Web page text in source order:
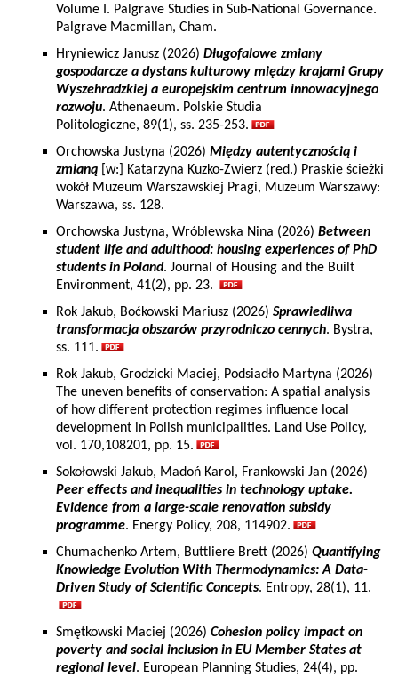
Volume I. Palgrave Studies in Sub-National Governance.
Palgrave Macmillan, Cham.
Hryniewicz Janusz (2026) Długofalowe zmiany
gospodarcze a dystans kulturowy między krajami Grupy
Wyszehradzkiej a europejskim centrum innowacyjnego
rozwoju. Athenaeum. Polskie Studia
Politologiczne, 89(1), ss. 235-253.
Orchowska Justyna (2026) Między autentycznością i
zmianą [w:] Katarzyna Kuzko-Zwierz (red.) Praskie ścieżki
wokół Muzeum Warszawskiej Pragi, Muzeum Warszawy:
Warszawa, ss. 128.
Orchowska Justyna, Wróblewska Nina (2026) Between
student life and adulthood: housing experiences of PhD
students in Poland. Journal of Housing and the Built
Environment, 41(2), pp. 23.
Rok Jakub, Boćkowski Mariusz (2026) Sprawiedliwa
transformacja obszarów przyrodniczo cennych. Bystra,
ss. 111.
Rok Jakub, Grodzicki Maciej, Podsiadło Martyna (2026)
The uneven benefits of conservation: A spatial analysis
of how different protection regimes influence local
development in Polish municipalities. Land Use Policy,
vol. 170,108201, pp. 15.
Sokołowski Jakub, Madoń Karol, Frankowski Jan (2026)
Peer effects and inequalities in technology uptake.
Evidence from a large-scale renovation subsidy
programme. Energy Policy, 208, 114902.
Chumachenko Artem, Buttliere Brett (2026) Quantifying
Knowledge Evolution With Thermodynamics: A Data-
Driven Study of Scientific Concepts. Entropy, 28(1), 11.
Smętkowski Maciej (2026) Cohesion policy impact on
poverty and social inclusion in EU Member States at
regional level. European Planning Studies, 24(4), pp.